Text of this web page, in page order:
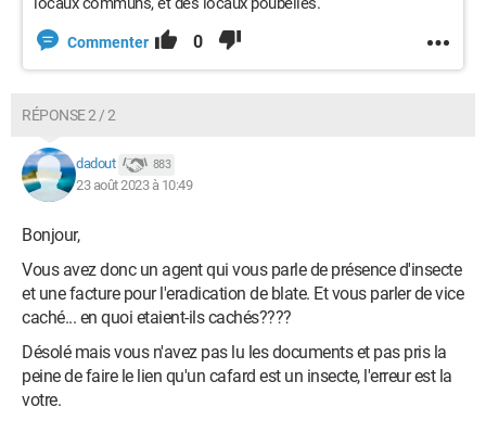
Commenter 0
RÉPONSE 2 / 2
dadout 883
23 août 2023 à 10:49
Bonjour,
Vous avez donc un agent qui vous parle de présence d'insecte
et une facture pour l'eradication de blate. Et vous parler de vice
caché... en quoi etaient-ils cachés????
Désolé mais vous n'avez pas lu les documents et pas pris la
peine de faire le lien qu'un cafard est un insecte, l'erreur est la
votre.